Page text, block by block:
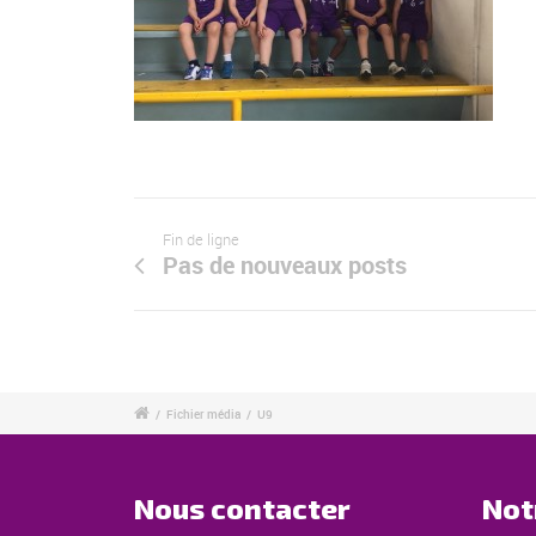
Fin de ligne
Pas de nouveaux posts
/ Fichier média / U9
Nous contacter